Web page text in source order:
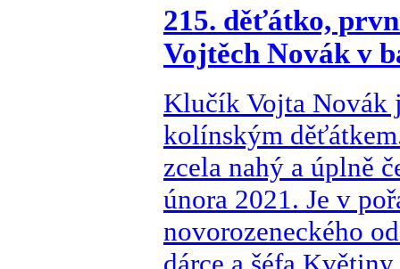
215. děťátko,
Vojtěch Novák v
Klučík Vojta Novák
kolínským
zcela nahý a úplně
února 2021. Je v
novorozeneckého